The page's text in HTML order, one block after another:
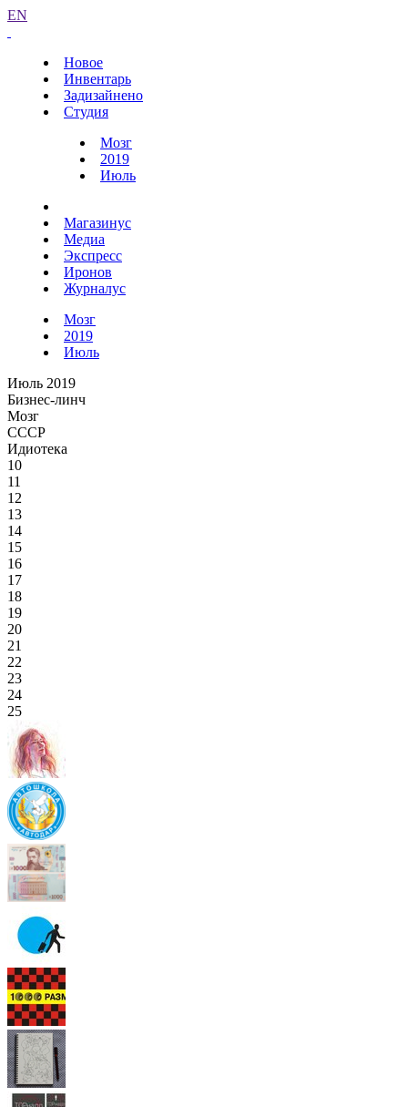
EN
Новое
Инвентарь
Задизайнено
Студия
Мозг
2019
Июль
Магазинус
Медиа
Экспресс
Иронов
Журналус
Мозг
2019
Июль
Июль 2019
Бизнес-линч
Мозг
СССР
Идиотека
10
11
12
13
14
15
16
17
18
19
20
21
22
23
24
25